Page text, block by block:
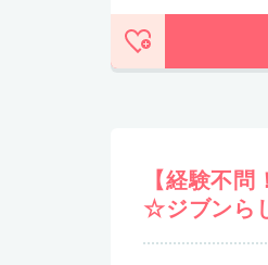
【経験不
☆ジブンら